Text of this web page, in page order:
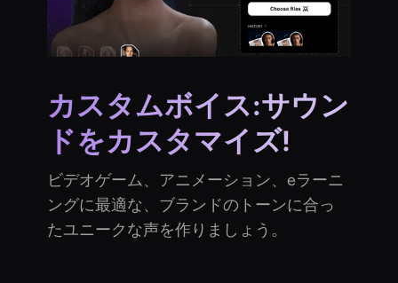
カスタムボイス:サウン
ドをカスタマイズ!
ビデオゲーム、アニメーション、eラーニ
ングに最適な、ブランドのトーンに合っ
たユニークな声を作りましょう。